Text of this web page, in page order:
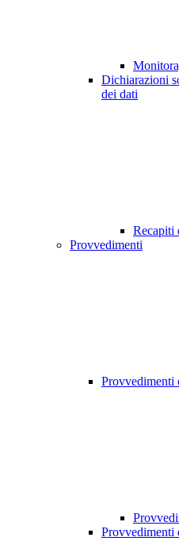
Dichiarazioni
dei dati
Recapiti
Provvedimenti
Provvedimenti
Provvedimenti